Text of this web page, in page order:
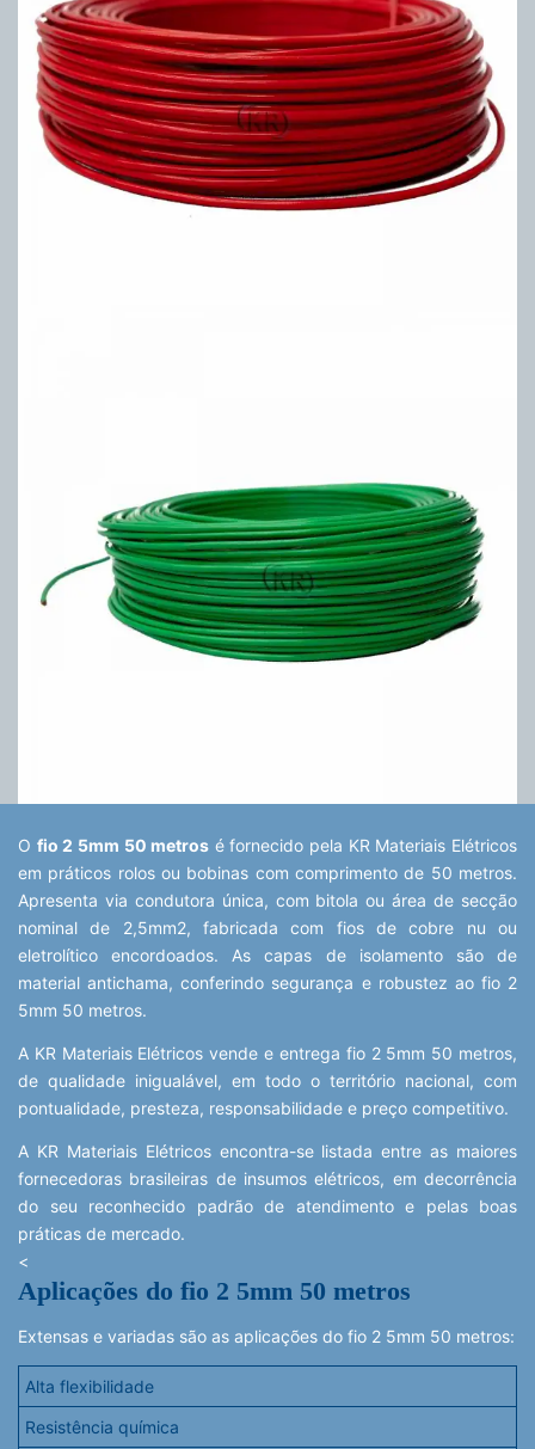
O fio 2 5mm 50 metros é fornecido pela KR Materiais Elétricos
em práticos rolos ou bobinas com comprimento de 50 metros.
Apresenta via condutora única, com bitola ou área de secção
nominal de 2,5mm2, fabricada com fios de cobre nu ou
eletrolítico encordoados. As capas de isolamento são de
material antichama, conferindo segurança e robustez ao fio 2
5mm 50 metros.
A KR Materiais Elétricos vende e entrega fio 2 5mm 50 metros,
de qualidade inigualável, em todo o território nacional, com
pontualidade, presteza, responsabilidade e preço competitivo.
A KR Materiais Elétricos encontra-se listada entre as maiores
fornecedoras brasileiras de insumos elétricos, em decorrência
do seu reconhecido padrão de atendimento e pelas boas
práticas de mercado.
<
Aplicações do fio 2 5mm 50 metros
Extensas e variadas são as aplicações do fio 2 5mm 50 metros:
Alta flexibilidade
Resistência química